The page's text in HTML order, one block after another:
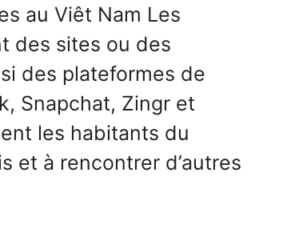
au Viêt Nam Les
des sites ou des
des plateformes de
Snapchat, Zingr et
les habitants du
et à rencontrer d’autres